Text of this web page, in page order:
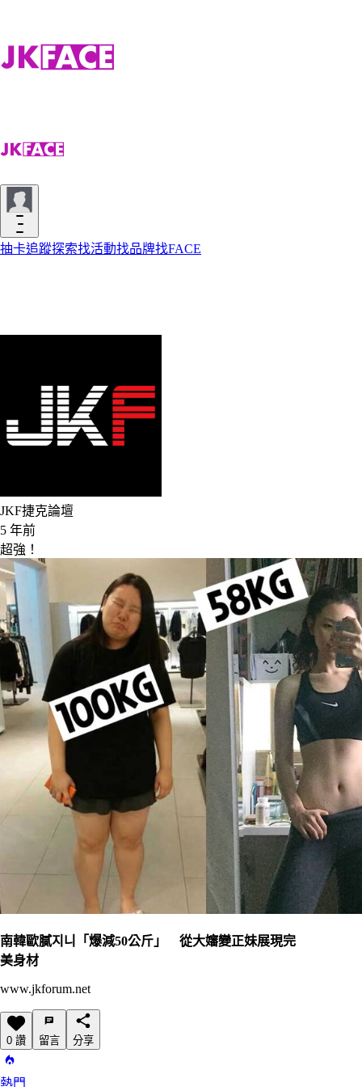
抽卡追蹤探索找活動找品牌找FACE
JKF捷克論壇
5 年前
超強！
南韓歐膩지니「爆減50公斤」 從大嬸變正妹展現完
美身材
www.jkforum.net
0 讚 留言 分享
熱門